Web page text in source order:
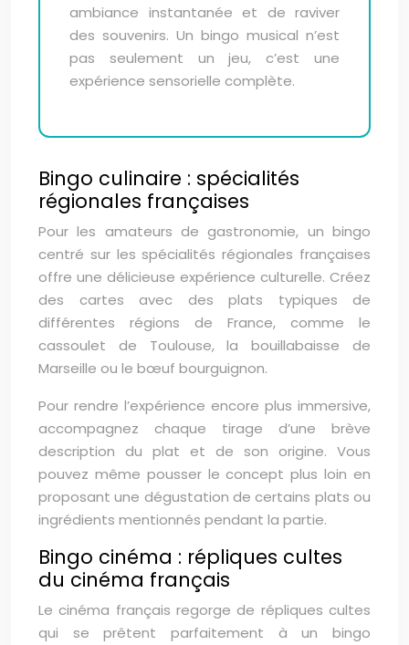
ambiance instantanée et de raviver
des souvenirs. Un bingo musical n’est
pas seulement un jeu, c’est une
expérience sensorielle complète.
Bingo culinaire : spécialités
régionales françaises
Pour les amateurs de gastronomie, un bingo
centré sur les spécialités régionales françaises
offre une délicieuse expérience culturelle. Créez
des cartes avec des plats typiques de
différentes régions de France, comme le
cassoulet de Toulouse, la bouillabaisse de
Marseille ou le bœuf bourguignon.
Pour rendre l’expérience encore plus immersive,
accompagnez chaque tirage d’une brève
description du plat et de son origine. Vous
pouvez même pousser le concept plus loin en
proposant une dégustation de certains plats ou
ingrédients mentionnés pendant la partie.
Bingo cinéma : répliques cultes
du cinéma français
Le cinéma français regorge de répliques cultes
qui se prêtent parfaitement à un bingo